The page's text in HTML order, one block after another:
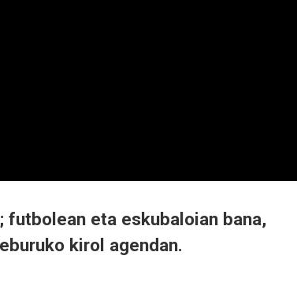
eta eskubaloian bana,
kirol agendan.